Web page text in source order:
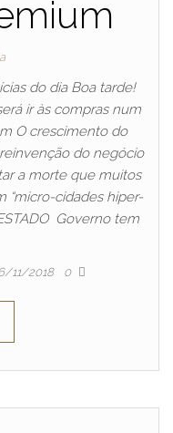
do dia Boa tarde!
ir às compras num
O crescimento do
do negócio
a morte que muitos
“micro-cidades hiper-
Governo tem
11/2018 0